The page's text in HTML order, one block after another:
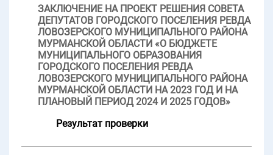
ЗАКЛЮЧЕНИЕ НА ПРОЕКТ РЕШЕНИЯ СОВЕТА
ДЕПУТАТОВ ГОРОДСКОГО ПОСЕЛЕНИЯ РЕВДА
ЛОВОЗЕРСКОГО МУНИЦИПАЛЬНОГО РАЙОНА
МУРМАНСКОЙ ОБЛАСТИ «О БЮДЖЕТЕ
МУНИЦИПАЛЬНОГО ОБРАЗОВАНИЯ
ГОРОДСКОГО ПОСЕЛЕНИЯ РЕВДА
ЛОВОЗЕРСКОГО МУНИЦИПАЛЬНОГО РАЙОНА
МУРМАНСКОЙ ОБЛАСТИ НА 2023 ГОД И НА
ПЛАНОВЫЙ ПЕРИОД 2024 И 2025 ГОДОВ»
Результат проверки